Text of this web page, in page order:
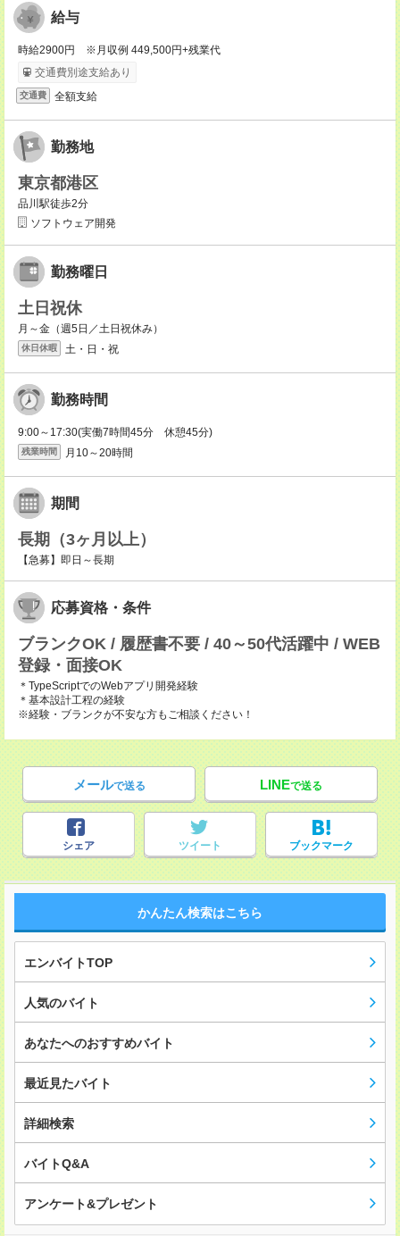
給与
時給2900円 ※月収例 449,500円+残業代
交通費別途支給あり
交通費 全額支給
勤務地
東京都港区
品川駅徒歩2分
ソフトウェア開発
勤務曜日
土日祝休
月～金（週5日／土日祝休み）
休日休暇 土・日・祝
勤務時間
9:00～17:30(実働7時間45分 休憩45分)
残業時間 月10～20時間
期間
長期（3ヶ月以上）
【急募】即日～長期
応募資格・条件
ブランクOK / 履歴書不要 / 40～50代活躍中 / WEB
登録・面接OK
＊TypeScriptでのWebアプリ開発経験
＊基本設計工程の経験
※経験・ブランクが不安な方もご相談ください！
メールで送る LINEで送る
シェア ツイート ブックマーク
かんたん検索はこちら
エンバイトTOP
人気のバイト
あなたへのおすすめバイト
最近見たバイト
詳細検索
バイトQ&A
アンケート&プレゼント